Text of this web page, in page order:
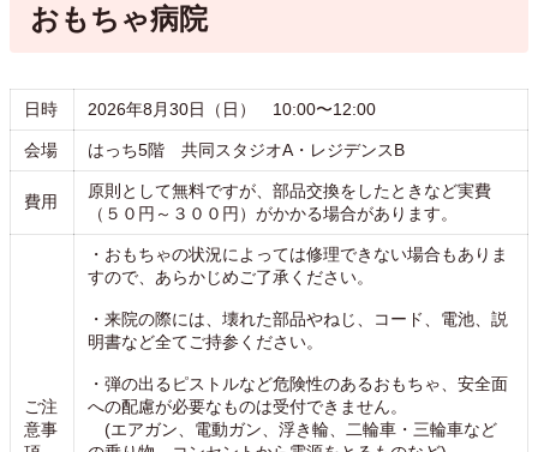
おもちゃ病院
日時 2026年8月30日（日） 10:00〜12:00
会場 はっち5階 共同スタジオA・レジデンスB
費用
原則として無料ですが、部品交換をしたときなど実費
（５０円～３００円）がかかる場合があります。
ご注
意事
・おもちゃの状況によっては修理できない場合もありま
すので、あらかじめご了承ください。
・来院の際には、壊れた部品やねじ、コード、電池、説
明書など全てご持参ください。
・弾の出るピストルなど危険性のあるおもちゃ、安全面
への配慮が必要なものは受付できません。
(エアガン、電動ガン、浮き輪、二輪車・三輪車など